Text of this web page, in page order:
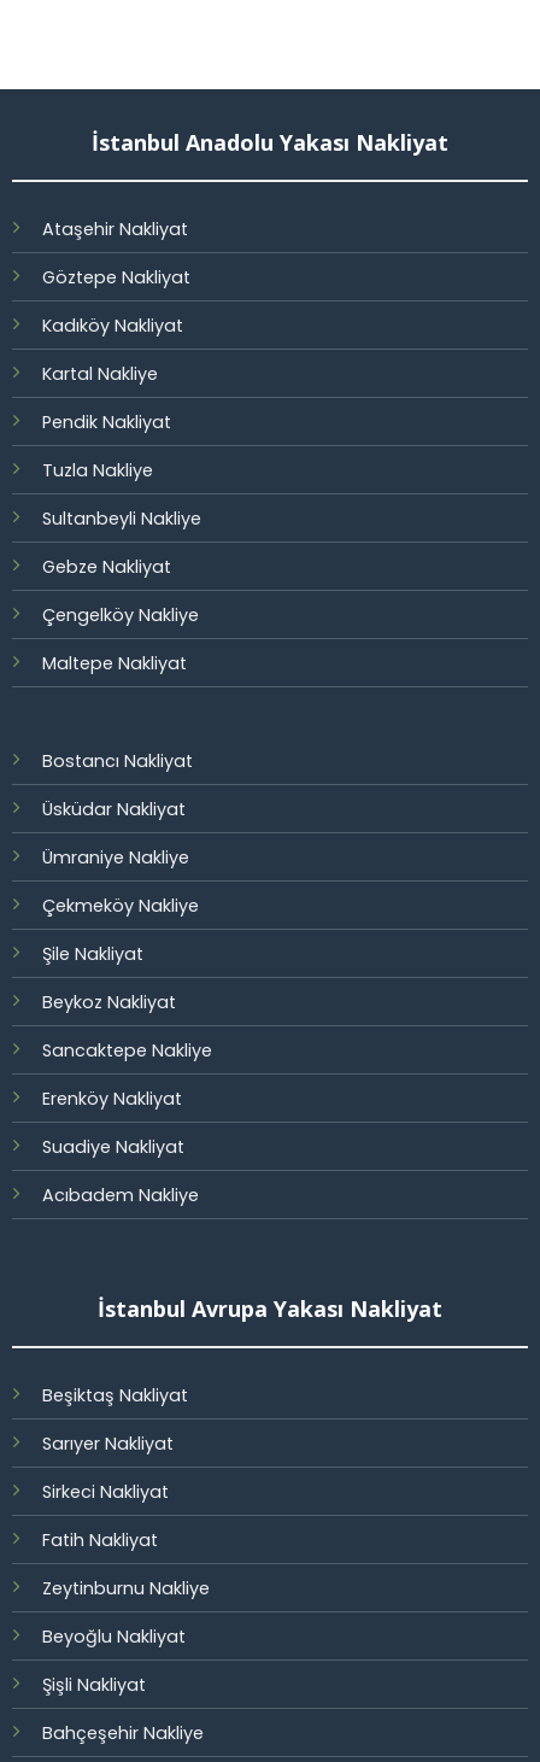
İstanbul Anadolu Yakası Nakliyat
Ataşehir Nakliyat
Göztepe Nakliyat
Kadıköy Nakliyat
Kartal Nakliye
Pendik Nakliyat
Tuzla Nakliye
Sultanbeyli Nakliye
Gebze Nakliyat
Çengelköy Nakliye
Maltepe Nakliyat
Bostancı Nakliyat
Üsküdar Nakliyat
Ümraniye Nakliye
Çekmeköy Nakliye
Şile Nakliyat
Beykoz Nakliyat
Sancaktepe Nakliye
Erenköy Nakliyat
Suadiye Nakliyat
Acıbadem Nakliye
İstanbul Avrupa Yakası Nakliyat
Beşiktaş Nakliyat
Sarıyer Nakliyat
Sirkeci Nakliyat
Fatih Nakliyat
Zeytinburnu Nakliye
Beyoğlu Nakliyat
Şişli Nakliyat
Bahçeşehir Nakliye